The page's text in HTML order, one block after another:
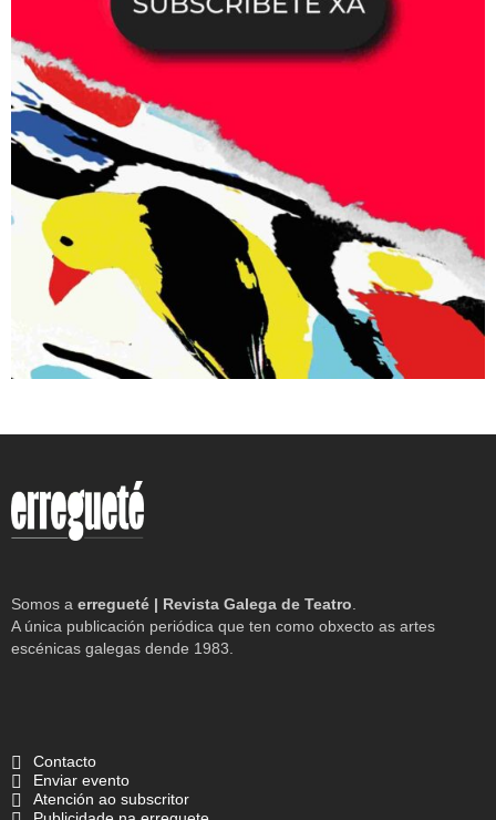
Somos a erregueté | Revista Galega de Teatro
A única publicación periódica que ten como obxecto as artes
escénicas galegas dende 1983.
Contacto
Enviar evento
Atención ao subscritor